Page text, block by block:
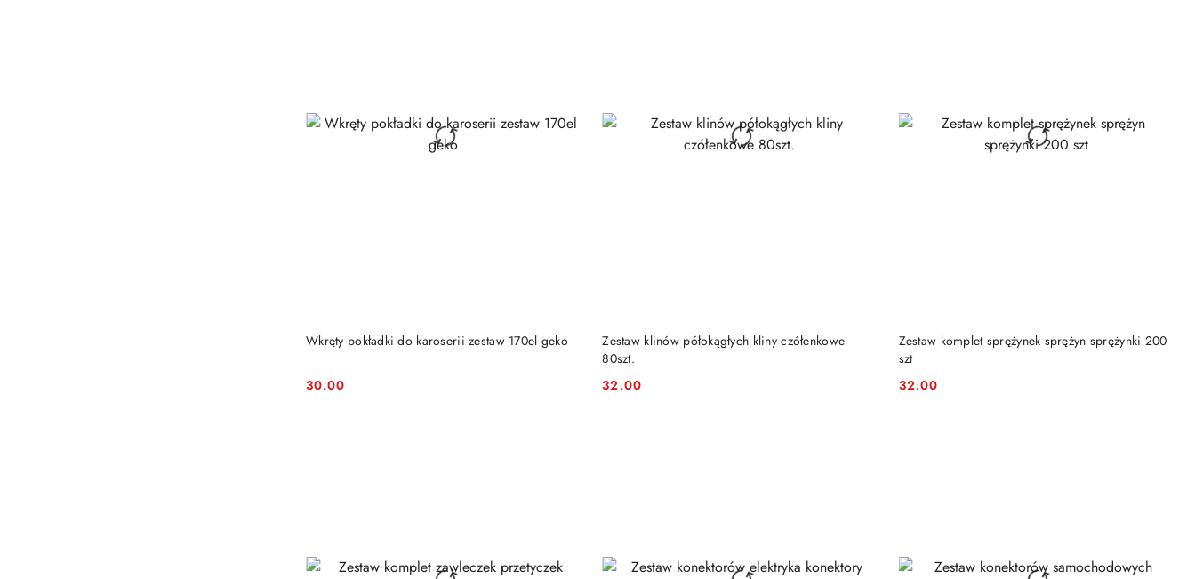
Wkręty pokładki do karoserii zestaw 170el geko
Cena:
30.00
DO KOSZYKA
Zestaw klinów półokągłych kliny czółenkowe
80szt.
Cena:
32.00
DO KOSZYKA
Zestaw komplet sprężynek sprężyn sprężynki 200
szt
Cena:
32.00
DO KOSZYKA